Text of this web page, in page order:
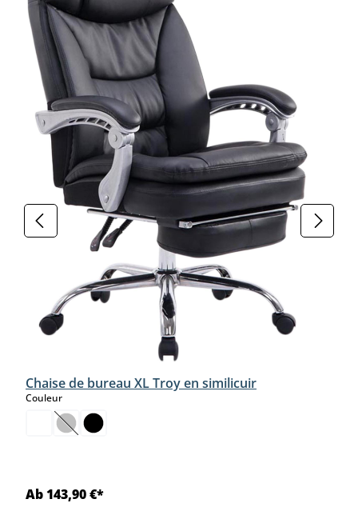
Chaise de bureau XL Troy en similicuir
Couleurselect
(Cette option n'est pas disponible pour le moment.)
Ab 143,90 €*